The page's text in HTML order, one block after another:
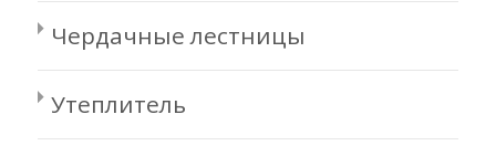
Чердачные лестницы
Утеплитель